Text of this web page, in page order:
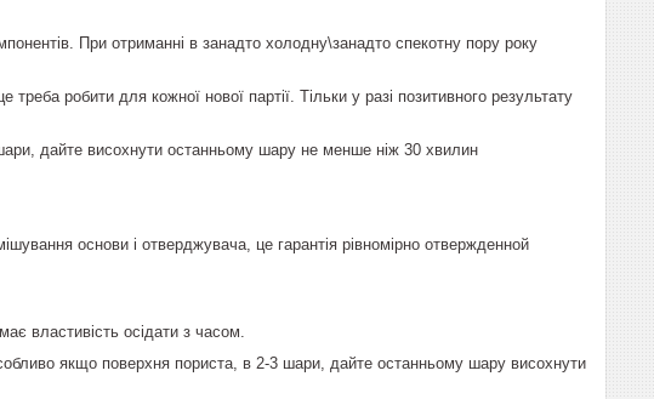
При отриманні в занадто холодну\занадто спекотну пору року
робити для кожної нової партії. Тільки у разі позитивного результату
дайте висохнути останньому шару не менше ніж 30 хвилин
основи і отверджувача, це гарантія рівномірно отвержденной
властивість осідати з часом.
якщо поверхня пориста, в 2-3 шари, дайте останньому шару висохнути